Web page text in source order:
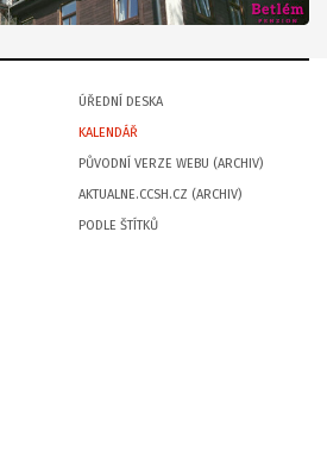
ÚŘEDNÍ DESKA
KALENDÁŘ
PŮVODNÍ VERZE WEBU (ARCHIV)
AKTUALNE.CCSH.CZ (ARCHIV)
PODLE ŠTÍTKŮ